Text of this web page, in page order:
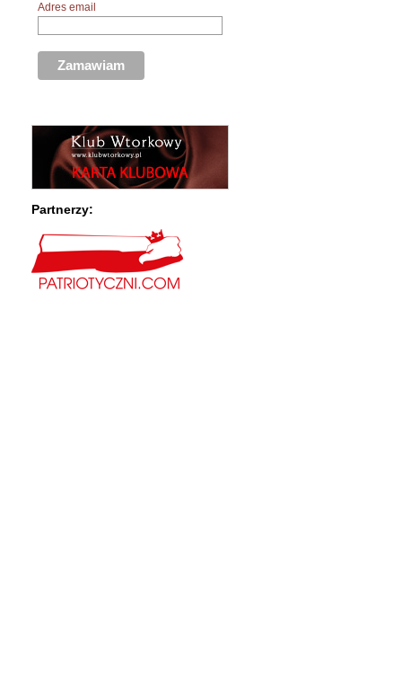
Adres email
Partnerzy: